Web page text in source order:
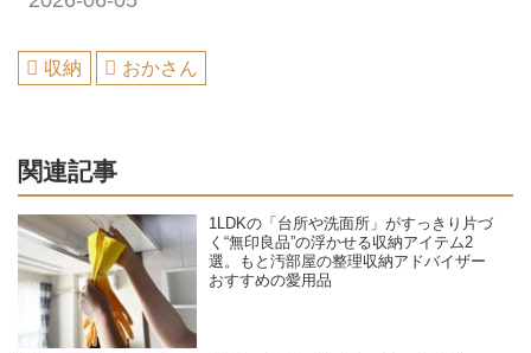
収納 おかさん
関連記事
1LDKの「台所や洗面所」がすっきり片づ
く“無印良品”の浮かせる収納アイテム2
選。もと汚部屋の整理収納アドバイザー
おすすめの愛用品